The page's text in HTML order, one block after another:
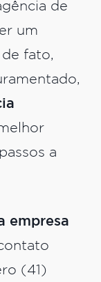
de
um
fato,
a
empresa
(41)